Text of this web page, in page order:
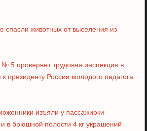
спасли животных от выселения из
5 проверяет трудовая инспекция в
президенту России молодого педагога
изъяли у пассажирки
в брюшной полости 4 кг украшений